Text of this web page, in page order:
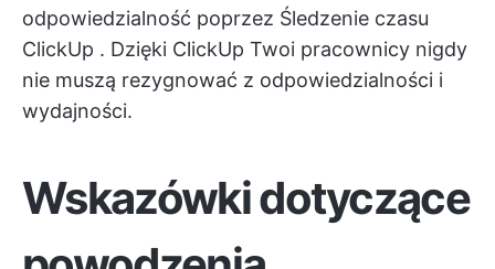
odpowiedzialność poprzez Śledzenie czasu
ClickUp . Dzięki ClickUp Twoi pracownicy nigdy
nie muszą rezygnować z odpowiedzialności i
wydajności.
Wskazówki dotyczące